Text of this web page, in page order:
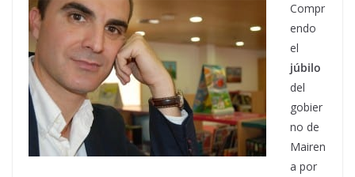
Compr
endo
el
júbilo
del
gobier
no de
Mairen
a por